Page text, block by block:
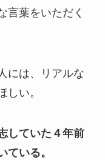
言葉をいただく
には、リアルな
しい。
していた４年前
ている。